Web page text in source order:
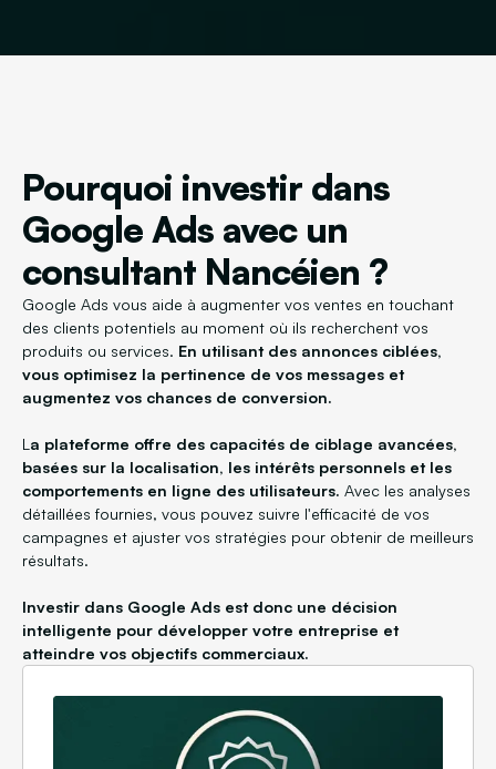
Pourquoi investir dans
Google Ads avec un
consultant Nancéien ?
Google Ads vous aide à augmenter vos ventes en touchant
des clients potentiels au moment où ils recherchent vos
produits ou services. En utilisant des annonces ciblées,
vous optimisez la pertinence de vos messages et
augmentez vos chances de conversion.
L a plateforme offre des capacités de ciblage avancées,
basées sur la localisation, les intérêts personnels et les
comportements en ligne des utilisateurs. Avec les analyses
détaillées fournies, vous pouvez suivre l'efficacité de vos
campagnes et ajuster vos stratégies pour obtenir de meilleurs
résultats.
Investir dans Google Ads est donc une décision
intelligente pour développer votre entreprise et
atteindre vos objectifs commerciaux.